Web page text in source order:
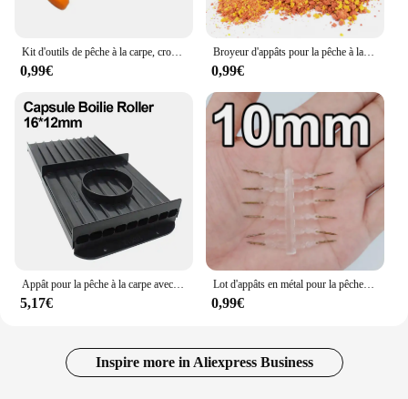
Kit d'outils de pêche à la carpe, crochet, appât à cordes grossiers, bouillettes pop-up, épingles d'épissage, matériel pour pêcher
0,99€
Broyeur d'appâts pour la pêche à la carpe, boîte pour bouillettes et granulés, accessoires de matériel de pêche
0,99€
Appât pour la pêche à la carpe avec table roulante, leurre pour attraper des poissons
5,17€
Lot d'appâts en métal pour la pêche à la carpe, 12 pièces, accessoires en forme de pointe, bouillettes avec épingle en caoutchouc transparent, maïs, Ronnie, hair rig, mangeoire
0,99€
Inspire more in Aliexpress Business